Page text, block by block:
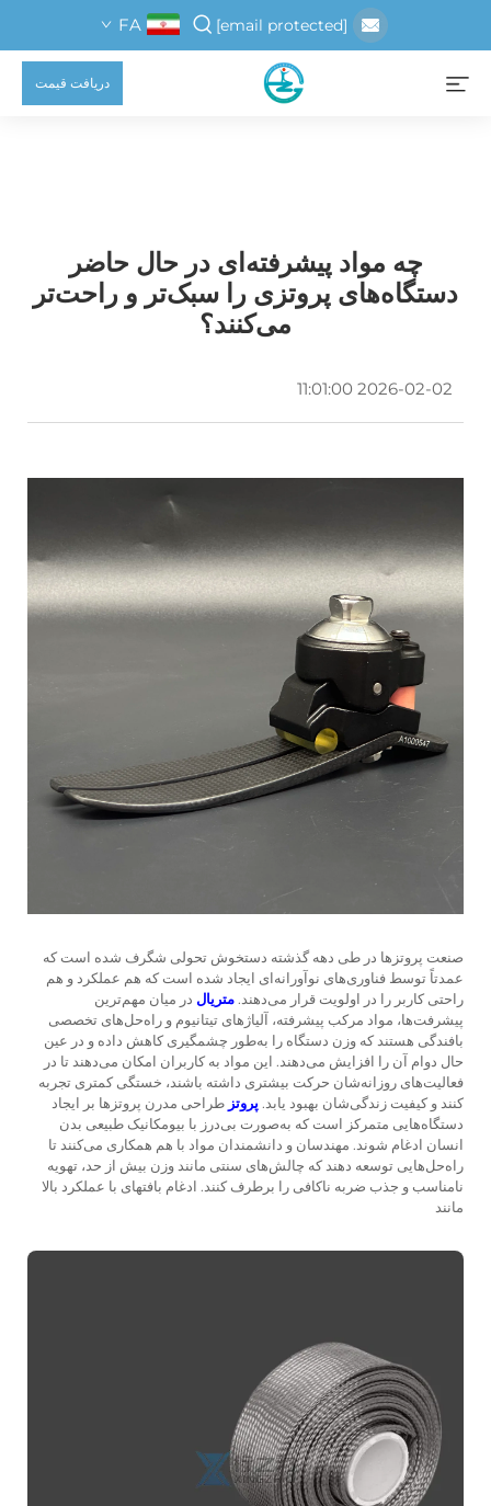
[email protected]
FA
دریافت قیمت
چه مواد پیشرفته‌ای در حال حاضر
دستگاه‌های پروتزی را سبک‌تر و راحت‌تر
می‌کنند؟
2026-02-02 11:01:00
صنعت پروتزها در طی دهه گذشته دستخوش تحولی شگرف شده است که
عمدتاً توسط فناوری‌های نوآورانه‌ای ایجاد شده است که هم عملکرد و هم
راحتی کاربر را در اولویت قرار می‌دهند. متریال در میان مهم‌ترین
پیشرفت‌ها، مواد مرکب پیشرفته، آلیاژهای تیتانیوم و راه‌حل‌های تخصصی
بافندگی هستند که وزن دستگاه را به‌طور چشمگیری کاهش داده و در عین
حال دوام آن را افزایش می‌دهند. این مواد به کاربران امکان می‌دهند تا در
فعالیت‌های روزانه‌شان حرکت بیشتری داشته باشند، خستگی کمتری تجربه
کنند و کیفیت زندگی‌شان بهبود یابد. پروتز طراحی مدرن پروتزها بر ایجاد
دستگاه‌هایی متمرکز است که به‌صورت بی‌درز با بیومکانیک طبیعی بدن
انسان ادغام شوند. مهندسان و دانشمندان مواد با هم همکاری می‌کنند تا
راه‌حل‌هایی توسعه دهند که چالش‌های سنتی مانند وزن بیش از حد، تهویه
نامناسب و جذب ضربه ناکافی را برطرف کنند. ادغام بافتهای با عملکرد بالا
مانند